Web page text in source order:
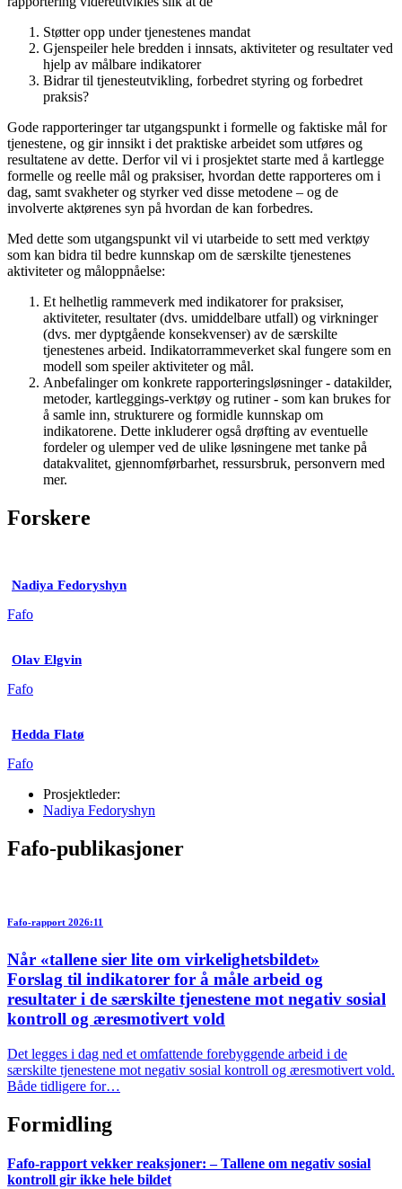
Støtter opp under tjenestenes mandat
Gjenspeiler hele bredden i innsats, aktiviteter og resultater ved
hjelp av målbare indikatorer
Bidrar til tjenesteutvikling, forbedret styring og forbedret
praksis?
Gode rapporteringer tar utgangspunkt i formelle og faktiske mål for
tjenestene, og gir innsikt i det praktiske arbeidet som utføres og
resultatene av dette. Derfor vil vi i prosjektet starte med å kartlegge
formelle og reelle mål og praksiser, hvordan dette rapporteres om i
dag, samt svakheter og styrker ved disse metodene – og de
involverte aktørenes syn på hvordan de kan forbedres.
Med dette som utgangspunkt vil vi utarbeide to sett med verktøy
som kan bidra til bedre kunnskap om de særskilte tjenestenes
aktiviteter og måloppnåelse:
Et helhetlig rammeverk med indikatorer for praksiser,
aktiviteter, resultater (dvs. umiddelbare utfall) og virkninger
(dvs. mer dyptgående konsekvenser) av de særskilte
tjenestenes arbeid. Indikatorrammeverket skal fungere som en
modell som speiler aktiviteter og mål.
Anbefalinger om konkrete rapporteringsløsninger - datakilder,
metoder, kartleggings-verktøy og rutiner - som kan brukes for
å samle inn, strukturere og formidle kunnskap om
indikatorene. Dette inkluderer også drøfting av eventuelle
fordeler og ulemper ved de ulike løsningene met tanke på
datakvalitet, gjennomførbarhet, ressursbruk, personvern med
mer.
Forskere
Nadiya Fedoryshyn
Fafo
Olav Elgvin
Fafo
Hedda Flatø
Fafo
Prosjektleder:
Nadiya Fedoryshyn
Fafo-publikasjoner
Fafo-rapport 2026:11
Når «tallene sier lite om virkelighetsbildet»
Forslag til indikatorer for å måle arbeid og
resultater i de særskilte tjenestene mot negativ sosial
kontroll og æresmotivert vold
Det legges i dag ned et omfattende forebyggende arbeid i de
særskilte tjenestene mot negativ sosial kontroll og æresmotivert vold.
Både tidligere for…
Formidling
Fafo-rapport vekker reaksjoner: – Tallene om negativ sosial
kontroll gir ikke hele bildet